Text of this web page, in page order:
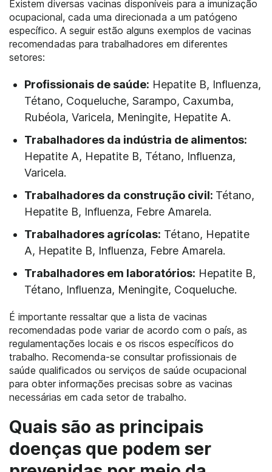
Existem diversas vacinas disponíveis para a imunização
ocupacional, cada uma direcionada a um patógeno
específico. A seguir estão alguns exemplos de vacinas
recomendadas para trabalhadores em diferentes
setores:
Profissionais de saúde: Hepatite B, Influenza,
Tétano, Coqueluche, Sarampo, Caxumba,
Rubéola, Varicela, Meningite, Hepatite A.
Trabalhadores da indústria de alimentos:
Hepatite A, Hepatite B, Tétano, Influenza,
Varicela.
Trabalhadores da construção civil: Tétano,
Hepatite B, Influenza, Febre Amarela.
Trabalhadores agrícolas: Tétano, Hepatite
A, Hepatite B, Influenza, Febre Amarela.
Trabalhadores em laboratórios: Hepatite B,
Tétano, Influenza, Meningite, Coqueluche.
É importante ressaltar que a lista de vacinas
recomendadas pode variar de acordo com o país, as
regulamentações locais e os riscos específicos do
trabalho. Recomenda-se consultar profissionais de
saúde qualificados ou serviços de saúde ocupacional
para obter informações precisas sobre as vacinas
necessárias em cada setor de trabalho.
Quais são as principais
doenças que podem ser